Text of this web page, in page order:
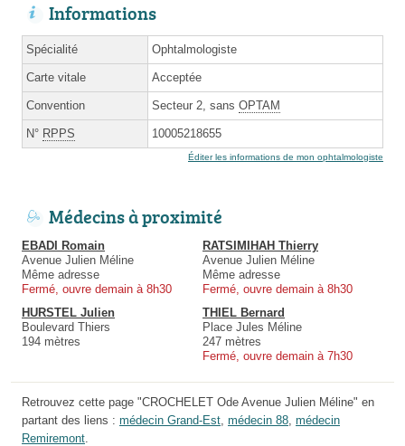
Informations
Spécialité Ophtalmologiste
Carte vitale Acceptée
Convention Secteur 2, sans OPTAM
N° RPPS 10005218655
Éditer les informations de mon ophtalmologiste
Médecins à proximité
EBADI Romain
Avenue Julien Méline
Même adresse
Fermé, ouvre demain à 8h30
RATSIMIHAH Thierry
Avenue Julien Méline
Même adresse
Fermé, ouvre demain à 8h30
HURSTEL Julien
Boulevard Thiers
194 mètres
THIEL Bernard
Place Jules Méline
247 mètres
Fermé, ouvre demain à 7h30
Retrouvez cette page "CROCHELET Ode Avenue Julien Méline" en
partant des liens : médecin Grand-Est, médecin 88, médecin
Remiremont.